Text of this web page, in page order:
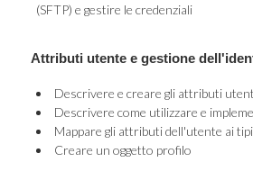
(SFTP) e gestire le credenziali
Attributi utente e gestione
Descrivere e creare gli attributi
Descrivere come utilizzare e
Mappare gli attributi dell'utente ai
Creare un oggetto profilo